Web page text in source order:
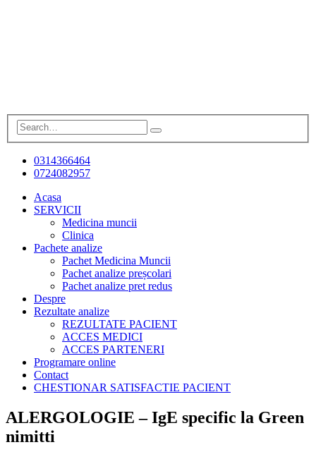
0314366464
0724082957
Acasa
SERVICII
Medicina muncii
Clinica
Pachete analize
Pachet Medicina Muncii
Pachet analize preșcolari
Pachet analize pret redus
Despre
Rezultate analize
REZULTATE PACIENT
ACCES MEDICI
ACCES PARTENERI
Programare online
Contact
CHESTIONAR SATISFACTIE PACIENT
ALERGOLOGIE – IgE specific la Green
nimitti